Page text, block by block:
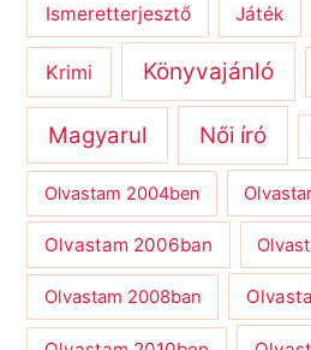
Ismeretterjesztő Játék
Krimi Könyvajánló
Magyarul Női író
Olvastam 2004ben
Olvastam 2006ban
Olvastam 2008ban